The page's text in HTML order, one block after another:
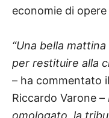
economie di
“Una bella
per restituire alla
– ha commentato
Riccardo Varone –
omologato, la